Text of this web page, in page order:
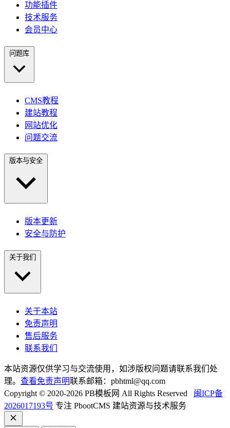
功能插件
技术服务
会员中心
问题库
CMS教程
建站教程
网站优化
问题交流
版本与安全
版本更新
安全与防护
关于我们
关于本站
免责声明
售后服务
联系我们
本站资源仅供学习与交流使用，如涉版权问题请联系我们处
理。 查看免责声明联系邮箱：pbhtml@qq.com
Copyright © 2020-2026 PB模板网 All Rights Reserved 闽ICP备
2026017193号 专注 PbootCMS 建站资源与技术服务